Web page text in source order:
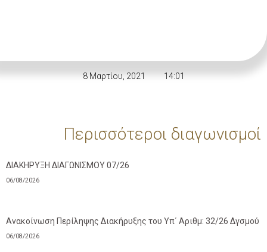
8 Μαρτίου, 2021 14:01
Περισσότεροι διαγωνισμοί
ΔΙΑΚΗΡΥΞΗ ΔΙΑΓΩΝΙΣΜΟΥ 07/26
06/08/2026
Ανακοίνωση Περίληψης Διακήρυξης του Υπ΄ Αριθμ: 32/26 Δγσμού
06/08/2026